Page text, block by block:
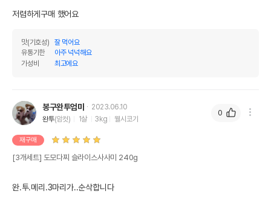
저렴하게구매 했어요
맛(기호성)
잘 먹어요
유통기한
아주 넉넉해요
가성비
최고에요
봉구완투엄마
2023.06.10
완투(암컷) 1살 3kg 웰시코기
재구매
[3개세트] 도모다찌 슬라이스사사미 240g
완.투.메리.3마리가..순삭합니다
0